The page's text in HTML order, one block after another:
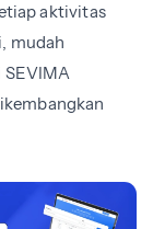
aktivitas
mudah